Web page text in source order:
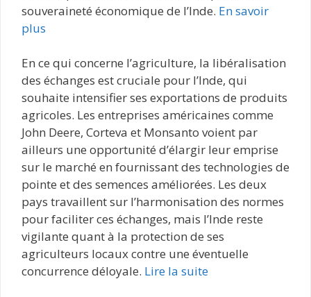
souveraineté économique de l’Inde. En savoir
plus
En ce qui concerne l’agriculture, la libéralisation
des échanges est cruciale pour l’Inde, qui
souhaite intensifier ses exportations de produits
agricoles. Les entreprises américaines comme
John Deere, Corteva et Monsanto voient par
ailleurs une opportunité d’élargir leur emprise
sur le marché en fournissant des technologies de
pointe et des semences améliorées. Les deux
pays travaillent sur l’harmonisation des normes
pour faciliter ces échanges, mais l’Inde reste
vigilante quant à la protection de ses
agriculteurs locaux contre une éventuelle
concurrence déloyale. Lire la suite